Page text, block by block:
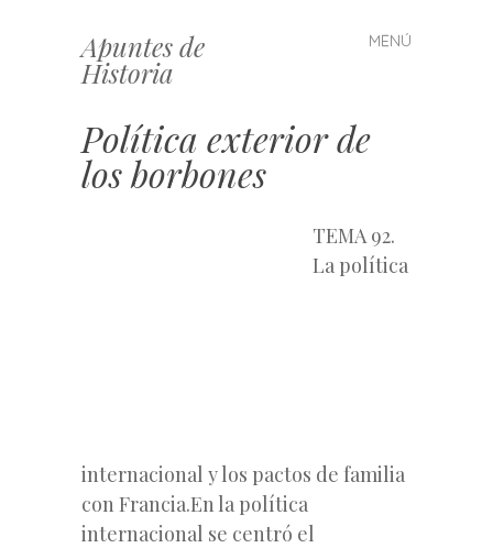
Apuntes de
Historia
MENÚ
Saltar
al
Política exterior de
los borbones
TEMA 92.
La política
internacional y los pactos de familia
con Francia.En la política
internacional se centró el